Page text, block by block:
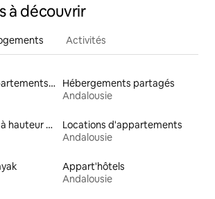
à découvrir
Activités
Résidences d'appartements en location
Hébergements partagés
Andalousie
Locations avec lit à hauteur adaptée
Locations d'appartements
Andalousie
Appart'hôtels
Andalousie